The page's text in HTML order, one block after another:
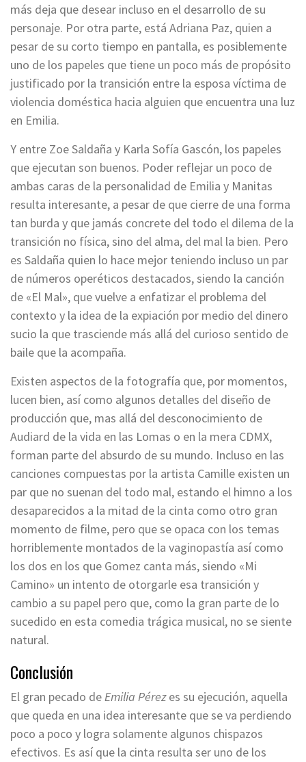
más deja que desear incluso en el desarrollo de su
personaje. Por otra parte, está Adriana Paz, quien a
pesar de su corto tiempo en pantalla, es posiblemente
uno de los papeles que tiene un poco más de propósito
justificado por la transición entre la esposa víctima de
violencia doméstica hacia alguien que encuentra una luz
en Emilia.
Y entre Zoe Saldaña y Karla Sofía Gascón, los papeles
que ejecutan son buenos. Poder reflejar un poco de
ambas caras de la personalidad de Emilia y Manitas
resulta interesante, a pesar de que cierre de una forma
tan burda y que jamás concrete del todo el dilema de la
transición no física, sino del alma, del mal la bien. Pero
es Saldaña quien lo hace mejor teniendo incluso un par
de números operéticos destacados, siendo la canción
de «El Mal», que vuelve a enfatizar el problema del
contexto y la idea de la expiación por medio del dinero
sucio la que trasciende más allá del curioso sentido de
baile que la acompaña.
Existen aspectos de la fotografía que, por momentos,
lucen bien, así como algunos detalles del diseño de
producción que, mas allá del desconocimiento de
Audiard de la vida en las Lomas o en la mera CDMX,
forman parte del absurdo de su mundo. Incluso en las
canciones compuestas por la artista Camille existen un
par que no suenan del todo mal, estando el himno a los
desaparecidos a la mitad de la cinta como otro gran
momento de filme, pero que se opaca con los temas
horriblemente montados de la vaginopastía así como
los dos en los que Gomez canta más, siendo «Mi
Camino» un intento de otorgarle esa transición y
cambio a su papel pero que, como la gran parte de lo
sucedido en esta comedia trágica musical, no se siente
natural.
Conclusión
El gran pecado deEmilia Pérezes su ejecución, aquella
que queda en una idea interesante que se va perdiendo
poco a poco y logra solamente algunos chispazos
efectivos. Es así que la cinta resulta ser uno de los